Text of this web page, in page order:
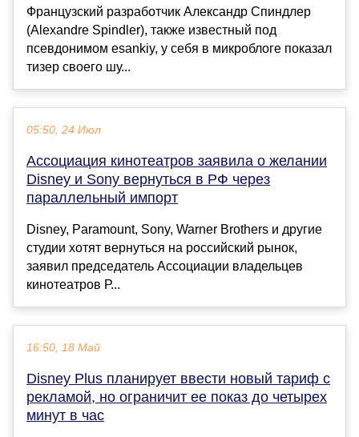
Французский разработчик Александр Спиндлер
(Alexandre Spindler), также известный под
псевдонимом esankiy, у себя в микроблоге показал
тизер своего шу...
05:50, 24 Июл
Ассоциация кинотеатров заявила о желании
Disney и Sony вернуться в РФ через
параллельный импорт
Disney, Paramount, Sony, Warner Brothers и другие
студии хотят вернуться на российский рынок,
заявил председатель Ассоциации владельцев
кинотеатров Р...
16:50, 18 Май
Disney Plus планирует ввести новый тариф с
рекламой, но ограничит ее показ до четырех
минут в час